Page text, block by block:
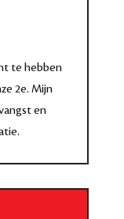
te hebben
2e. Mijn
en